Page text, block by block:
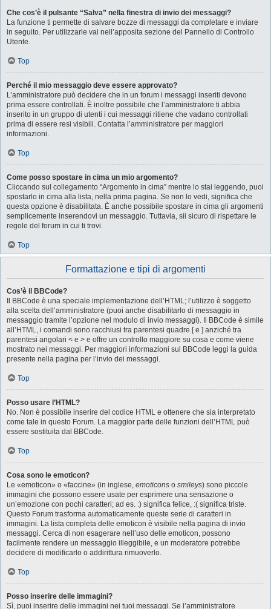
Che cos’è il pulsante “Salva” nella finestra di invio dei messaggi?
La funzione ti permette di salvare bozze di messaggi da completare e inviare
in seguito. Per utilizzarle vai nell’apposita sezione del Pannello di Controllo
Utente.
Top
Perché il mio messaggio deve essere approvato?
L’amministratore può decidere che in un forum i messaggi inseriti devono
prima essere controllati. È inoltre possibile che l’amministratore ti abbia
inserito in un gruppo di utenti i cui messaggi ritiene che vadano controllati
prima di essere resi visibili. Contatta l’amministratore per maggiori
informazioni.
Top
Come posso spostare in cima un mio argomento?
Cliccando sul collegamento “Argomento in cima” mentre lo stai leggendo, puoi
spostarlo in cima alla lista, nella prima pagina. Se non lo vedi, significa che
questa opzione è disabilitata. È anche possibile spostare in cima gli argomenti
semplicemente inserendovi un messaggio. Tuttavia, sii sicuro di rispettare le
regole del forum in cui ti trovi.
Top
Formattazione e tipi di argomenti
Cos’è il BBCode?
Il BBCode è una speciale implementazione dell’HTML; l’utilizzo è soggetto
alla scelta dell’amministratore (puoi anche disabilitarlo di messaggio in
messaggio tramite l’opzione nel modulo di invio messaggi). Il BBCode è simile
all’HTML, i comandi sono racchiusi tra parentesi quadre [ e ] anziché tra
parentesi angolari < e > e offre un controllo maggiore su cosa e come viene
mostrato nei messaggi. Per maggiori informazioni sul BBCode leggi la guida
presente nella pagina per l’invio dei messaggi.
Top
Posso usare l’HTML?
No. Non è possibile inserire del codice HTML e ottenere che sia interpretato
come tale in questo Forum. La maggior parte delle funzioni dell’HTML può
essere sostituita dal BBCode.
Top
Cosa sono le emoticon?
Le «emoticon» o «faccine» (in inglese, emoticons o smileys) sono piccole
immagini che possono essere usate per esprimere una sensazione o
un’emozione con pochi caratteri; ad es. :) significa felice, :( significa triste.
Questo Forum trasforma automaticamente queste serie di caratteri in
immagini. La lista completa delle emoticon è visibile nella pagina di invio
messaggi. Cerca di non esagerare nell’uso delle emoticon, possono
facilmente rendere un messaggio illeggibile, e un moderatore potrebbe
decidere di modificarlo o addirittura rimuoverlo.
Top
Posso inserire delle immagini?
Sì, puoi inserire delle immagini nei tuoi messaggi. Se l’amministratore